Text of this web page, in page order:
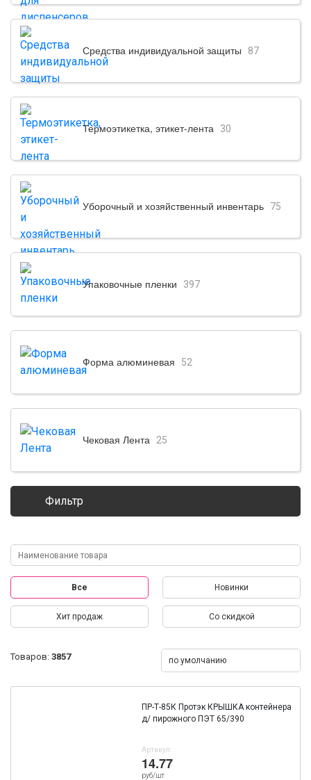
Средства индивидуальной защиты 87
Термоэтикетка, этикет-лента 30
Уборочный и хозяйственный инвентарь 75
Упаковочные пленки 397
Форма алюминевая 52
Чековая Лента 25
Фильтр
Все Новинки
Хит продаж Со скидкой
Товаров: 3857 по умолчанию
ПР-Т-85К Протэк КРЫШКА контейнера
д/ пирожного ПЭТ 65/390
Артикул:
14.77
руб/шт